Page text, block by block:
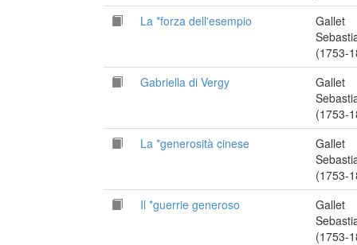
La *forza dell'esempio
Gallet
(1753-
Gabriella di Vergy
Gallet
(1753-
La *generosità cinese
Gallet
(1753-
Il *guerrie generoso
Gallet
(1753-